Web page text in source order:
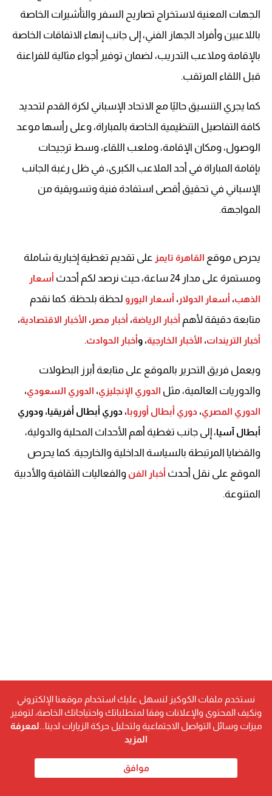
الجهات المعنية لاستخراج تصاريح السفر والتأشيرات الخاصة
باللاعبين وأفراد الجهاز الفني، إلى جانب إنهاء الاتفاقات الخاصة
بالإقامة وملاعب التدريب، لضمان توفير أجواء مثالية للفراعنة
قبل اللقاء المرتقب.
كما يجري التنسيق حاليًا مع الاتحاد الإسباني لكرة القدم لتحديد
كافة التفاصيل التنظيمية الخاصة بالمباراة، وعلى رأسها موعد
الوصول، ومكان الإقامة، وملعب اللقاء، وسط ترجيحات
بإقامة المباراة في أحد الملاعب الكبرى، في ظل رغبة الجانب
الإسباني في تحقيق أقصى استفادة فنية وتسويقية من
المواجهة.
يحرص موقع القاهرة تايمز على تقديم تغطية إخبارية شاملة
ومستمرة على مدار 24 ساعة، حيث نرصد لكم أحدث
أسعار
الذهب، أسعار الدولار ، أسعار اليورولحظة بلحظة. كما نقدم
متابعة دقيقة لأهم أخبار الرياضة، أخبار مصر ، الأخبار الاقتصادية،
أخبار التريندات، الأخبار الخارجية، وأخبار الحوادث.
ويعمل فريق التحرير بالموقع على متابعة أبرز البطولات
والدوريات العالمية، مثل الدوري الإنجليزي، الدوري السعودي،
الدوري المصري، دوري أبطال أوروبا، دوري أبطال أفريقيا، ودوري
أبطال آسيا، إلى جانب تغطية أهم الأحداث المحلية والدولية،
والقضايا المرتبطة بالسياسة الداخلية والخارجية. كما يحرص
الموقع على نقل أحدث أخبار الفن والفعاليات الثقافية والأدبية
المتنوعة.
نستخدم ملفات الكوكيز لنسهل عليك استخدام موقعنا الإلكتروني
ونكيف المحتوى والإعلانات وفقا لمتطلباتك واحتياجاتك الخاصة، لتوفير
ميزات وسائل التواصل الاجتماعية ولتحليل حركة الزيارات لدينا... لمعرفة
المزيد
موافق